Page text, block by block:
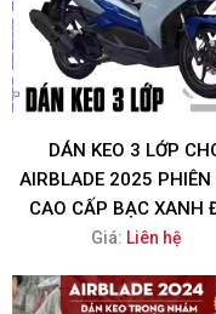
DÁN KEO 3 LỚP
AIRBLADE 2025 PHIÊN
CAO CẤP BẠC XANH
Giá: Liên hệ